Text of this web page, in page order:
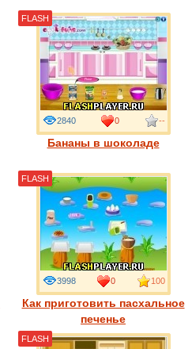
Бананы в шоколаде
2840 0 --
FLASH
Как приготовить пасхальное
печенье
3998 0 100
FLASH
FLASH